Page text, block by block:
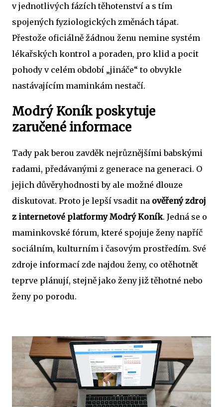
v jednotlivých fázích těhotenství a s tím
spojených fyziologických změnách tápat.
Přestože oficiálně žádnou ženu nemine systém
lékařských kontrol a poraden, pro klid a pocit
pohody v celém období „jináče“ to obvykle
nastávajícím maminkám nestačí.
Modrý Koník poskytuje
zaručené informace
Tady pak berou zavděk nejrůznějšími babskými
radami, předávanými z generace na generaci. O
jejich důvěryhodnosti by ale možné dlouze
diskutovat. Proto je lepší vsadit na ověřený zdroj
z internetové platformy Modrý Koník. Jedná se o
maminkovské fórum, které spojuje ženy napříč
sociálním, kulturním i časovým prostředím. Své
zdroje informací zde najdou ženy, co otěhotnět
teprve plánují, stejně jako ženy již těhotné nebo
ženy po porodu.